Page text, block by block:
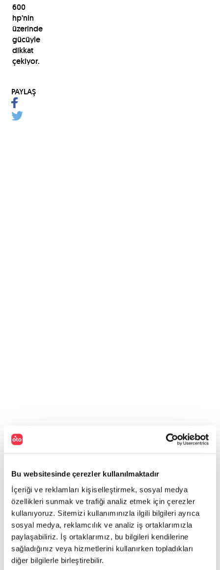
Bu websitesinde çerezler kullanılmaktadır
İçeriği ve reklamları kişiselleştirmek, sosyal medya
özellikleri sunmak ve trafiği analiz etmek için çerezler
kullanıyoruz. Sitemizi kullanımınızla ilgili bilgileri ayrıca
sosyal medya, reklamcılık ve analiz iş ortaklarımızla
paylaşabiliriz. İş ortaklarımız, bu bilgileri kendilerine
sağladığınız veya hizmetlerini kullanırken topladıkları
diğer bilgilerle birleştirebilir.
600
hp’nin
üzerinde
gücüyle
dikkat
çekiyor.
PAYLAŞ